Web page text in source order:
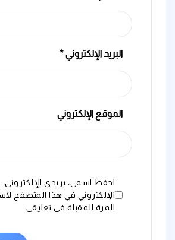
البريد الإلكتروني*
الموقع الإلكتروني
احفظ اسمي، بريدي
الإلكتروني في هذا المتصفح
المرة المقبلة في تعليقي.